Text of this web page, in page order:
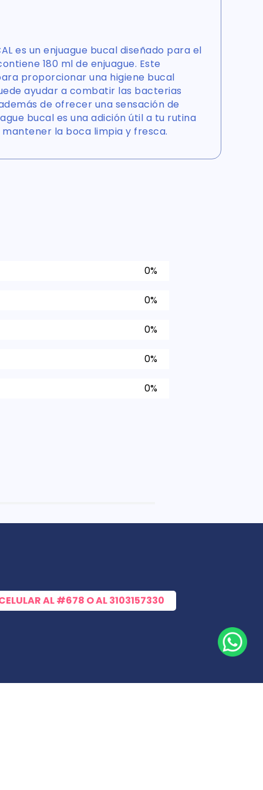
es un enjuague bucal diseñado para el
180 ml de enjuague. Este
proporcionar una higiene bucal
ayudar a combatir las bacterias
de ofrecer una sensación de
bucal es una adición útil a tu rutina
la boca limpia y fresca.
0%
0%
0%
0%
0%
AL#678 O AL3103157330